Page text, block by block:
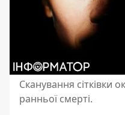
Сканування сітківки
ранньої смерті.